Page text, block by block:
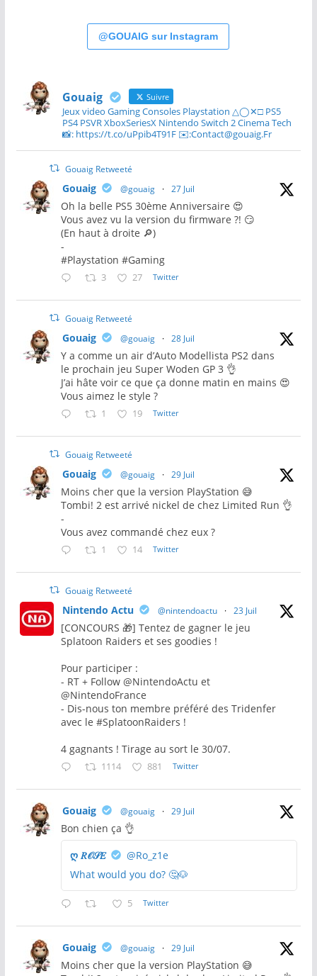
@GOUAIG sur Instagram
Gouaig Suivre
Jeux video Gaming Consoles Playstation △◯✕□ PS5
PS4 PSVR XboxSeriesX Nintendo Switch 2 Cinema Tech
📸: https://t.co/uPpib4T91F ✉️:Contact@gouaig.Fr
Gouaig Retweeté
Gouaig @gouaig · 27 Juil
Oh la belle PS5 30ème Anniversaire 😍
Vous avez vu la version du firmware ?! 😏
(En haut à droite 🔎)
-
#Playstation #Gaming
3 27 Twitter
Gouaig Retweeté
Gouaig @gouaig · 28 Juil
Y a comme un air d’Auto Modellista PS2 dans
le prochain jeu Super Woden GP 3 👌
J’ai hâte voir ce que ça donne matin en mains 😍
Vous aimez le style ?
1 19 Twitter
Gouaig Retweeté
Gouaig @gouaig · 29 Juil
Moins cher que la version PlayStation 😅
Tombi! 2 est arrivé nickel de chez Limited Run 👌
-
Vous avez commandé chez eux ?
1 14 Twitter
Gouaig Retweeté
Nintendo Actu @nintendoactu · 23 Juil
[CONCOURS 🎁] Tentez de gagner le jeu
Splatoon Raiders et ses goodies !
Pour participer :
- RT + Follow @NintendoActu et
@NintendoFrance
- Dis-nous ton membre préféré des Tridenfer
avec le #SplatoonRaiders !
4 gagnants ! Tirage au sort le 30/07.
1114 881 Twitter
Gouaig @gouaig · 29 Juil
Bon chien ça 👌
ღ 𝑅𝒪𝒮𝐸
@Ro_z1e
What would you do? 🤔🐶
5 Twitter
Gouaig @gouaig · 29 Juil
Moins cher que la version PlayStation 😅